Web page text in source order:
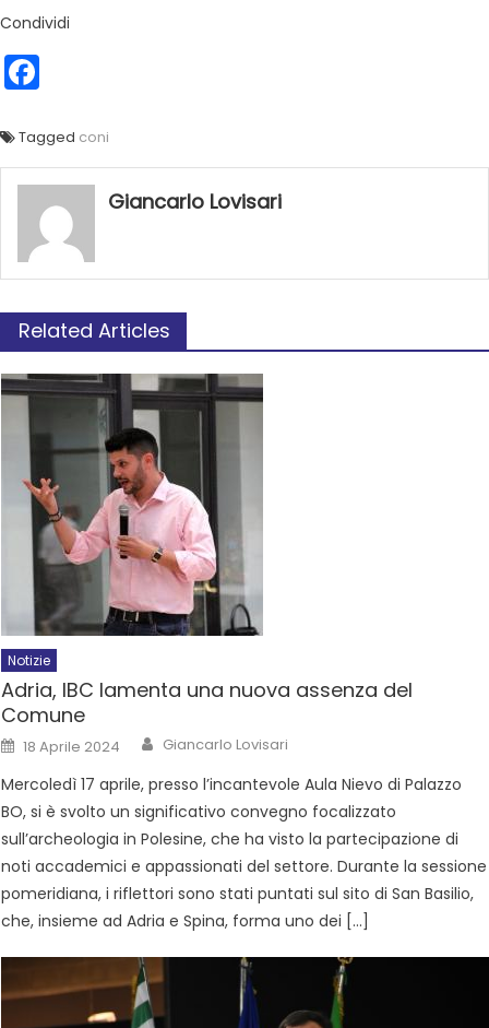
Condividi
Tagged coni
Giancarlo Lovisari
Related Articles
Notizie
Adria, IBC lamenta una nuova assenza del
Comune
18 Aprile 2024 Giancarlo Lovisari
Mercoledì 17 aprile, presso l’incantevole Aula Nievo di Palazzo
BO, si è svolto un significativo convegno focalizzato
sull’archeologia in Polesine, che ha visto la partecipazione di
noti accademici e appassionati del settore. Durante la sessione
pomeridiana, i riflettori sono stati puntati sul sito di San Basilio,
che, insieme ad Adria e Spina, forma uno dei […]